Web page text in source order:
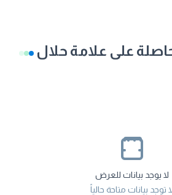
على علامة حلال
لا يوجد بيانات للعرض
توجد بيانات متاحة حالياً